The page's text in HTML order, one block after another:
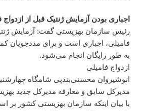
اجباری بودن آزمایش ژنتیک قبل از ازدواج
رئیس سازمان بهزیستی گفت: آزمایش
فامیلی، اجباری است و برای مددجویان
به طور رایگان انجام می‌شود.
ازدواج فامیلی
انوشیروان محسنی‌بندپی شامگاه
مدیرکل سابق و معارفه مدیرکل جدید
با بیان اینکه سازمان بهزیستی کشور بر